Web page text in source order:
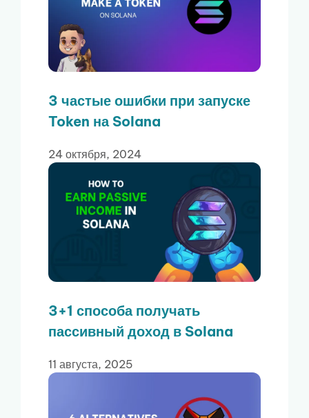
3 частые ошибки при запуске
Token на Solana
24 октября, 2024
3+1 способа получать
пассивный доход в Solana
11 августа, 2025